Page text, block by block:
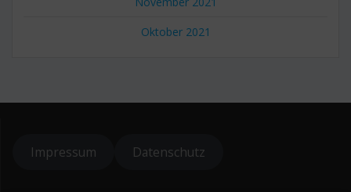
Oktober 2021
Impressum Datenschutz